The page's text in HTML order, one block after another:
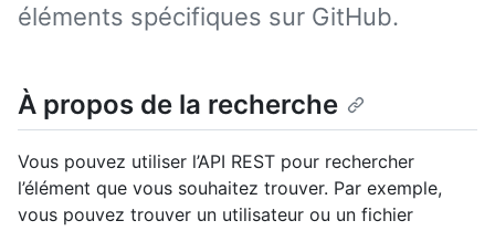
éléments spécifiques sur GitHub.
À propos de la recherche
Vous pouvez utiliser l’API REST pour rechercher
l’élément que vous souhaitez trouver. Par exemple,
vous pouvez trouver un utilisateur ou un fichier